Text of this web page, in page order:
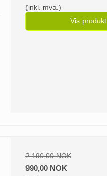
(inkl. mva.)
Vis produkt
2.190,00 NOK
990,00 NOK